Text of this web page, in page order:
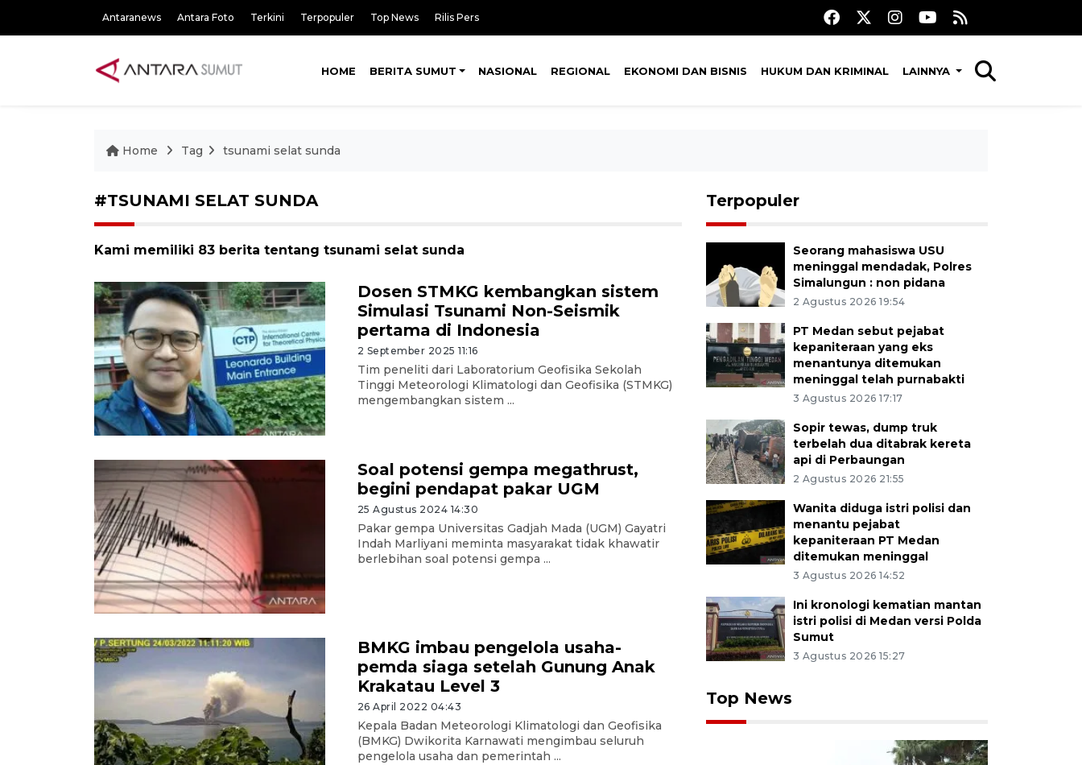
Antaranews Antara Foto Terkini Terpopuler Top News Rilis Pers
HOME BERITA SUMUT NASIONAL REGIONAL EKONOMI DAN BISNIS HUKUM DAN KRIMINAL LAINNYA
Home Tag tsunami selat sunda
#TSUNAMI SELAT SUNDA
Kami memiliki 83 berita tentang tsunami selat sunda
Dosen STMKG kembangkan sistem
Simulasi Tsunami Non-Seismik
pertama di Indonesia
2 September 2025 11:16
Tim peneliti dari Laboratorium Geofisika Sekolah
Tinggi Meteorologi Klimatologi dan Geofisika (STMKG)
mengembangkan sistem ...
Soal potensi gempa megathrust,
begini pendapat pakar UGM
25 Agustus 2024 14:30
Pakar gempa Universitas Gadjah Mada (UGM) Gayatri
Indah Marliyani meminta masyarakat tidak khawatir
berlebihan soal potensi gempa ...
BMKG imbau pengelola usaha-
pemda siaga setelah Gunung Anak
Krakatau Level 3
26 April 2022 04:43
Kepala Badan Meteorologi Klimatologi dan Geofisika
(BMKG) Dwikorita Karnawati mengimbau seluruh
pengelola usaha dan pemerintah ...
Terpopuler
Seorang mahasiswa USU
meninggal mendadak, Polres
Simalungun : non pidana
2 Agustus 2026 19:54
PT Medan sebut pejabat
kepaniteraan yang eks
menantunya ditemukan
meninggal telah purnabakti
3 Agustus 2026 17:17
Sopir tewas, dump truk
terbelah dua ditabrak kereta
api di Perbaungan
2 Agustus 2026 21:55
Wanita diduga istri polisi dan
menantu pejabat
kepaniteraan PT Medan
ditemukan meninggal
3 Agustus 2026 14:52
Ini kronologi kematian mantan
istri polisi di Medan versi Polda
Sumut
3 Agustus 2026 15:27
Top News